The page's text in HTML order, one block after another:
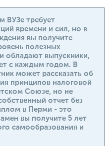
ВУЗе требует
времени и сил, но в
вы получите
полезных
обладают выпускники,
с каждым годом. В
может рассказать об
принципов налоговой
Союзе, но не
отчет без
в Перми - это
вы получите 5 лет
самообразования и